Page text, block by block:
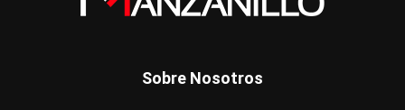
Sobre Nosotros